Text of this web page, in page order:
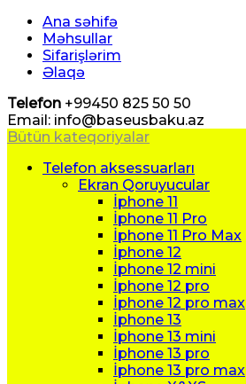
Ana səhifə
Məhsullar
Sifarişlərim
Əlaqə
Telefon +99450 825 50 50
Email: info@baseusbaku.az
Bütün kateqoriyalar
Telefon aksessuarları
Ekran Qoruyucular
İphone 11
İphone 11 Pro
İphone 11 Pro Max
İphone 12
İphone 12 mini
İphone 12 pro
İphone 12 pro max
İphone 13
İphone 13 mini
İphone 13 pro
İphone 13 pro max